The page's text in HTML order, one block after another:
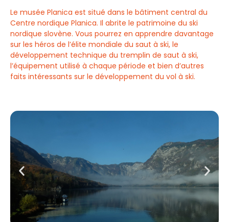
Le musée Planica est situé dans le bâtiment central du
Centre nordique Planica. Il abrite le patrimoine du ski
nordique slovène. Vous pourrez en apprendre davantage
sur les héros de l’élite mondiale du saut à ski, le
développement technique du tremplin de saut à ski,
l’équipement utilisé à chaque période et bien d’autres
faits intéressants sur le développement du vol à ski.